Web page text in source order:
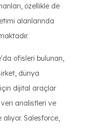
özellikle de
alanlarında
ofisleri bulunan,
dünya
dijital araçlar
veri analistleri ve
Salesforce,